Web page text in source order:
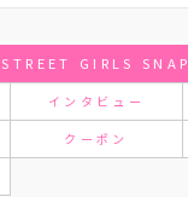
STREET GIRLS SNAP
インタビュー
クーポン